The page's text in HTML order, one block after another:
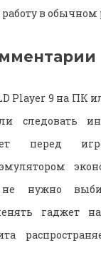
в
Player 9 на ПК
следовать
перед
нужно
гаджет